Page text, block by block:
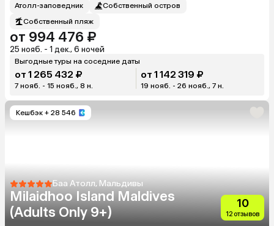
Атолл-заповедник
Собственный остров
Собственный пляж
от 994 476 ₽
25 нояб. - 1 дек., 6 ночей
Выгодные туры на соседние даты
от 1 265 432 ₽
7 нояб. - 15 нояб., 8 н.
от 1 142 319 ₽
19 нояб. - 26 нояб., 7 н.
Кешбэк + 28 546
Баа Атолл, Мальдивы
Milaidhoo Island Maldives
(Adults Only 9+)
10
12 отзывов